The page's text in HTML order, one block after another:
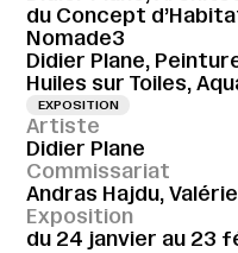
du Concept
Nomade3
Didier Plane,
Huiles sur Toiles,
EXPOSITION
Artiste
Didier Plane
Commissariat
Andras Hajdu,
Exposition
du 24 janvier au 23